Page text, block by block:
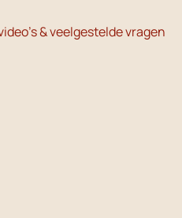
& veelgestelde vragen